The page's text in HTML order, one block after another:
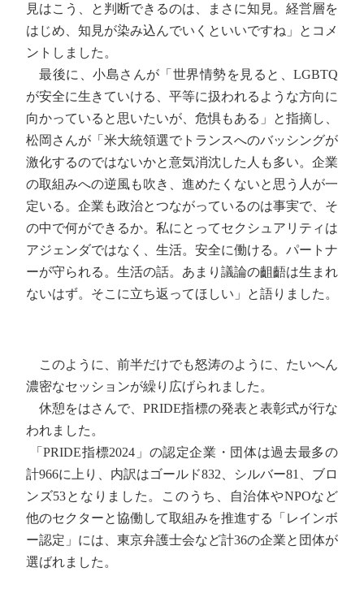
見はこう、と判断できるのは、まさに知見。経営層を
はじめ、知見が染み込んでいくといいですね」とコメ
ントしました。
最後に、小島さんが「世界情勢を見ると、LGBTQ
が安全に生きていける、平等に扱われるような方向に
向かっていると思いたいが、危惧もある」と指摘し、
松岡さんが「米大統領選でトランスへのバッシングが
激化するのではないかと意気消沈した人も多い。企業
の取組みへの逆風も吹き、進めたくないと思う人が一
定いる。企業も政治とつながっているのは事実で、そ
の中で何ができるか。私にとってセクシュアリティは
アジェンダではなく、生活。安全に働ける。パートナ
ーが守られる。生活の話。あまり議論の齟齬は生まれ
ないはず。そこに立ち返ってほしい」と語りました。
このように、前半だけでも怒涛のように、たいへん
濃密なセッションが繰り広げられました。
休憩をはさんで、PRIDE指標の発表と表彰式が行な
われました。
「PRIDE指標2024」の認定企業・団体は過去最多の
計966に上り、内訳はゴールド832、シルバー81、ブロ
ンズ53となりました。このうち、自治体やNPOなど
他のセクターと協働して取組みを推進する「レインボ
ー認定」には、東京弁護士会など計36の企業と団体が
選ばれました。